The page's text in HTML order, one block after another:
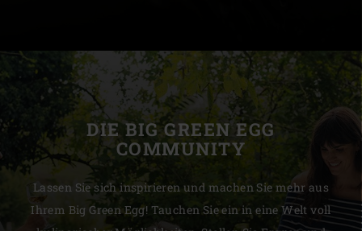
DIE BIG GREEN EGG
COMMUNITY
Lassen Sie sich inspirieren und machen Sie mehr aus
Ihrem Big Green Egg! Tauchen Sie ein in eine Welt voll